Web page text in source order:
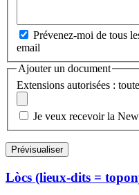
Prévenez-moi de tous
email
Ajouter un document
Extensions autorisées :
Je veux recevoir la
Lòcs (lieux-dits =